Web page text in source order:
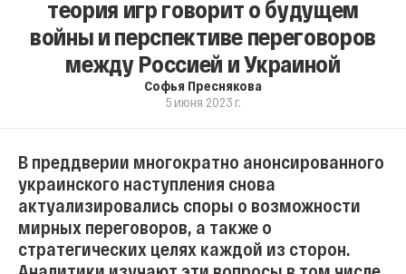
теория игр говорит о будущем
войны и перспективе переговоров
между Россией и Украиной
Софья Преснякова
5 июня 2023 г.
В преддверии многократно анонсированного
украинского наступления снова
актуализировались споры о возможности
мирных переговоров, а также о
стратегических целях каждой из сторон.